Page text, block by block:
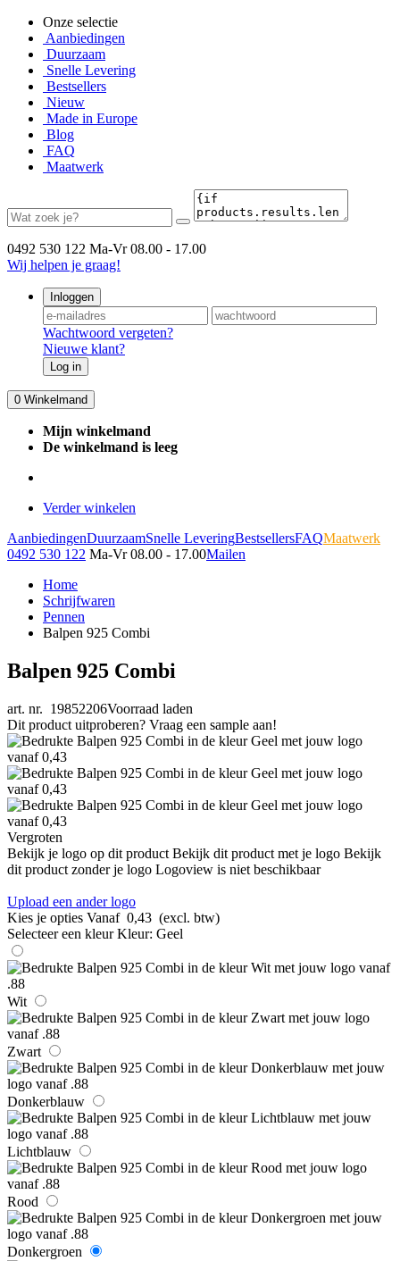
Onze selectie
Aanbiedingen
Duurzaam
Snelle Levering
Bestsellers
Nieuw
Made in Europe
Blog
FAQ
Maatwerk
0492 530 122 Ma-Vr 08.00 - 17.00
Wij helpen je graag!
Inloggen
Wachtwoord vergeten?
Nieuwe klant?
Log in
0 Winkelmand
Mijn winkelmand
De winkelmand is leeg
Verder winkelen
AanbiedingenDuurzaamSnelle LeveringBestsellersFAQMaatwerk
0492 530 122 Ma-Vr 08.00 - 17.00Mailen
Home
Schrijfwaren
Pennen
Balpen 925 Combi
Balpen 925 Combi
art. nr. 19852206Voorraad laden
Dit product uitproberen? Vraag een sample aan!
Vergroten
Bekijk je logo op dit product Bekijk dit product met je logo Bekijk
dit product zonder je logo Logoview is niet beschikbaar
Upload een ander logo
Kies je opties Vanaf 0,43 (excl. btw)
Selecteer een kleur Kleur: Geel
Wit
Zwart
Donkerblauw
Lichtblauw
Rood
Donkergroen